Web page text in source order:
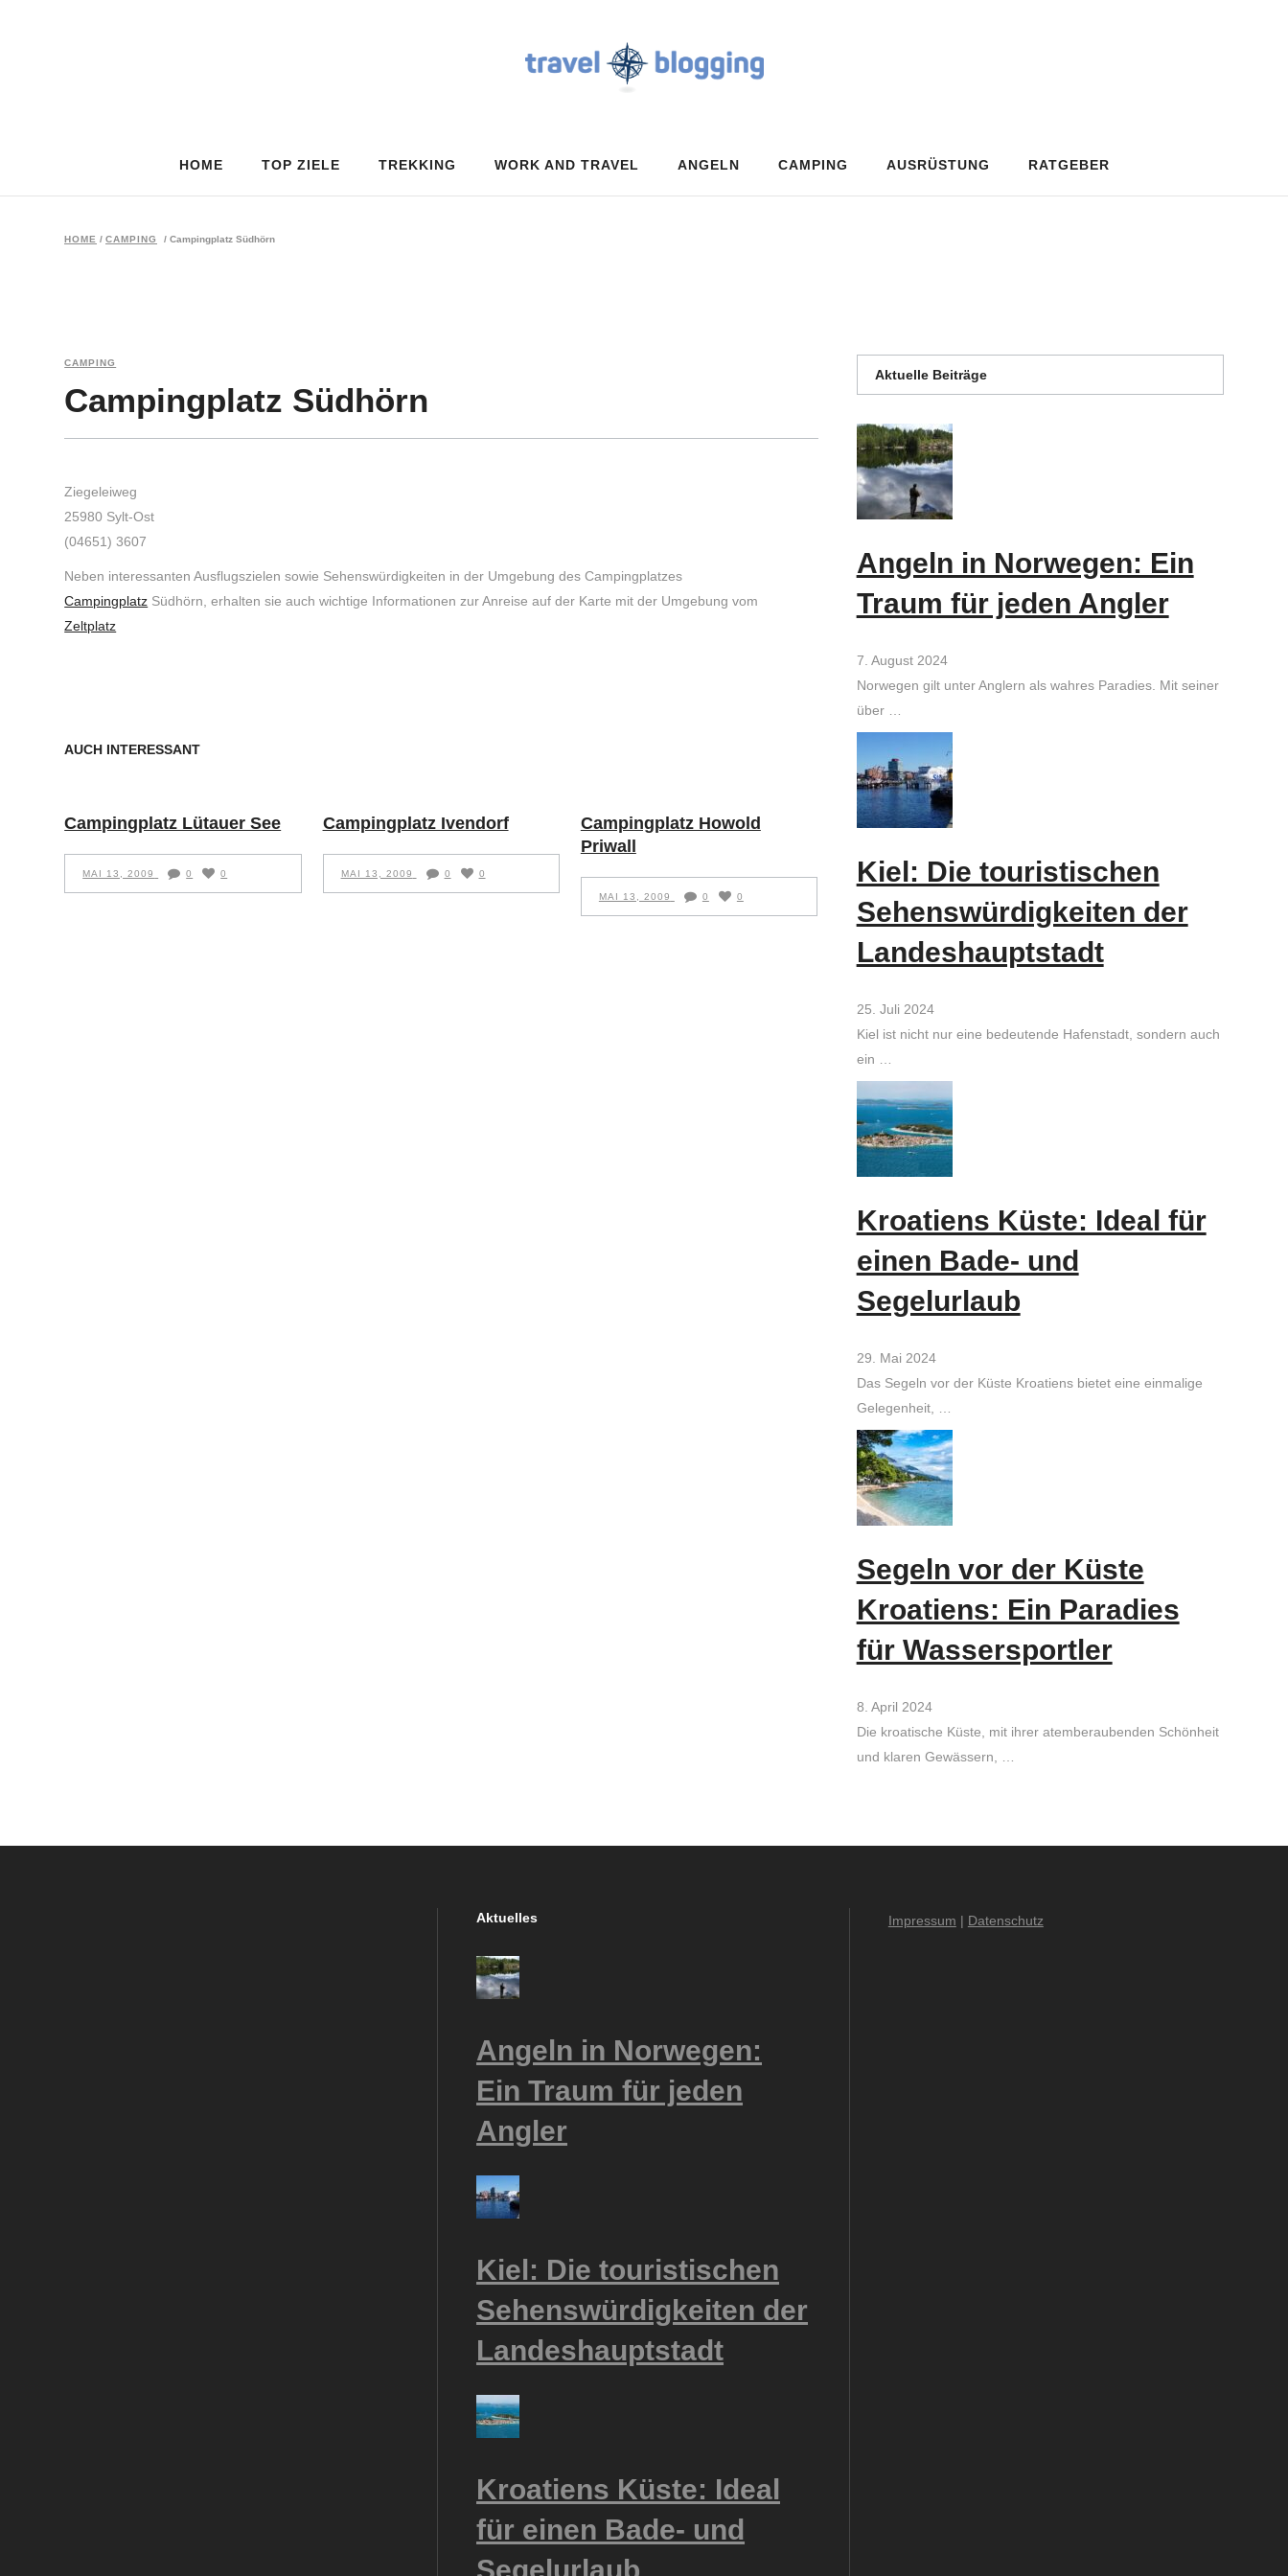
HOME TOP ZIELE TREKKING WORK AND TRAVEL ANGELN CAMPING AUSRÜSTUNG RATGEBER
HOME / CAMPING / Campingplatz Südhörn
CAMPING
Campingplatz Südhörn
Ziegeleiweg
25980 Sylt-Ost
(04651) 3607
Neben interessanten Ausflugszielen sowie Sehenswürdigkeiten in der Umgebung des Campingplatzes
Campingplatz Südhörn, erhalten sie auch wichtige Informationen zur Anreise auf der Karte mit der Umgebung vom
Zeltplatz
AUCH INTERESSANT
Campingplatz Lütauer See
MAI 13, 2009 0 0
Campingplatz Ivendorf
MAI 13, 2009 0 0
Campingplatz Howold
Priwall
MAI 13, 2009 0 0
Aktuelle Beiträge
Angeln in Norwegen: Ein
Traum für jeden Angler
7. August 2024
Norwegen gilt unter Anglern als wahres Paradies. Mit seiner
über …
Kiel: Die touristischen
Sehenswürdigkeiten der
Landeshauptstadt
25. Juli 2024
Kiel ist nicht nur eine bedeutende Hafenstadt, sondern auch
ein …
Kroatiens Küste: Ideal für
einen Bade- und
Segelurlaub
29. Mai 2024
Das Segeln vor der Küste Kroatiens bietet eine einmalige
Gelegenheit, …
Segeln vor der Küste
Kroatiens: Ein Paradies
für Wassersportler
8. April 2024
Die kroatische Küste, mit ihrer atemberaubenden Schönheit
und klaren Gewässern, …
Aktuelles
Angeln in Norwegen:
Ein Traum für jeden
Angler
Kiel: Die touristischen
Sehenswürdigkeiten der
Landeshauptstadt
Kroatiens Küste: Ideal
für einen Bade- und
Impressum | Datenschutz